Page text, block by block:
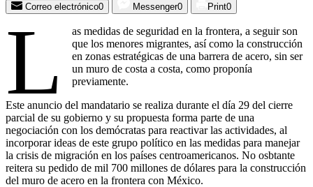
Correo electrónico0 Messenger0 Print0
L
as medidas de seguridad en la frontera, a seguir son
que los menores migrantes, así como la construcción
en zonas estratégicas de una barrera de acero, sin ser
un muro de costa a costa, como proponía
previamente.
Este anuncio del mandatario se realiza durante el día 29 del cierre
parcial de su gobierno y su propuesta forma parte de una
negociación con los demócratas para reactivar las actividades, al
incorporar ideas de este grupo político en las medidas para manejar
la crisis de migración en los países centroamericanos. No osbtante
reitera su pedido de mil 700 millones de dólares para la construcción
del muro de acero en la frontera con México.